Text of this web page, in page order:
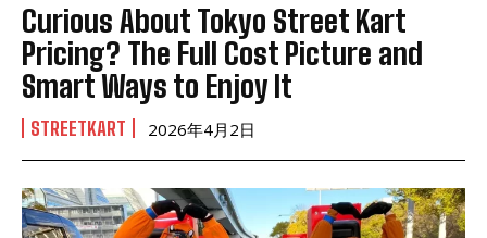
Curious About Tokyo Street Kart
Pricing? The Full Cost Picture and
Smart Ways to Enjoy It
STREETKART 2026年4月2日